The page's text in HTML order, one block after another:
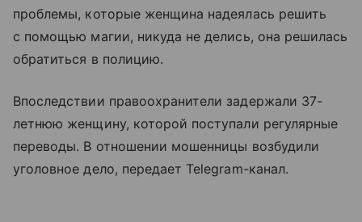
проблемы, которые женщина надеялась решить
с помощью магии, никуда не делись, она решилась
обратиться в полицию.
Впоследствии правоохранители задержали 37-
летнюю женщину, которой поступали регулярные
переводы. В отношении мошенницы возбудили
уголовное дело, передает Telegram-канал.